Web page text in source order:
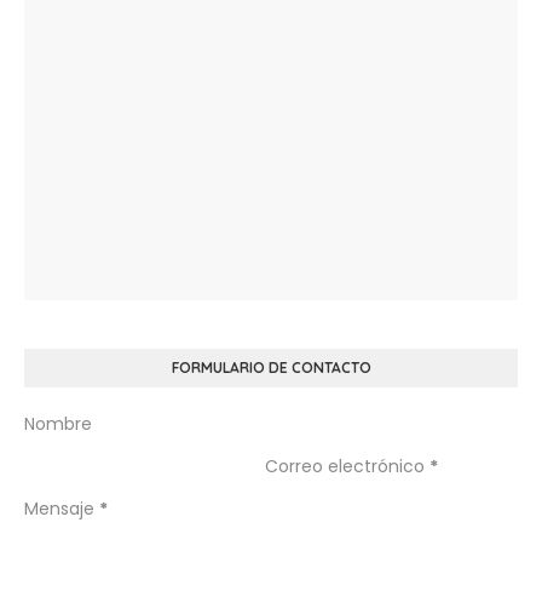
FORMULARIO DE CONTACTO
Nombre
Correo electrónico *
Mensaje *